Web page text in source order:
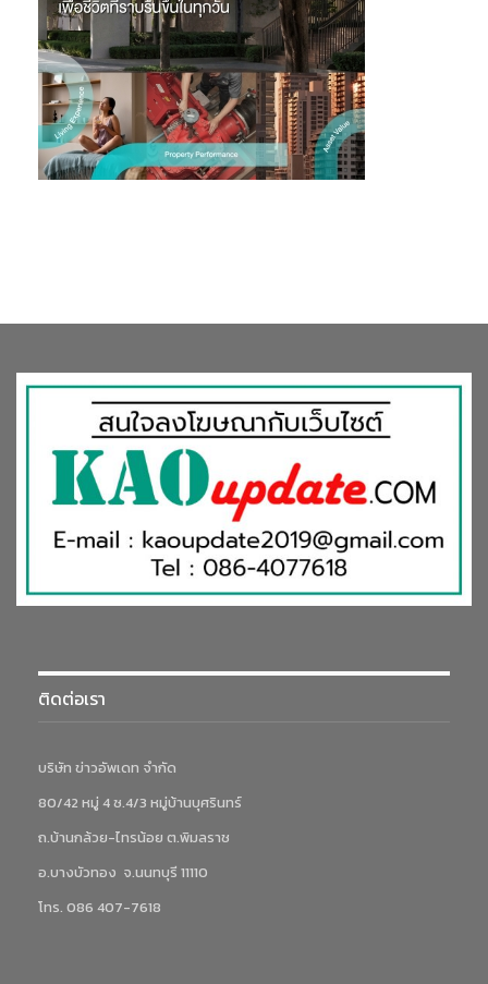
ติดต่อเรา
บริษัท ข่าวอัพเดท จำกัด
80/42 หมู่ 4 ซ.4/3 หมู่บ้านบุศรินทร์
ถ.บ้านกล้วย-ไทรน้อย ต.พิมลราช
อ.บางบัวทอง จ.นนทบุรี 11110
โทร. 086 407-7618